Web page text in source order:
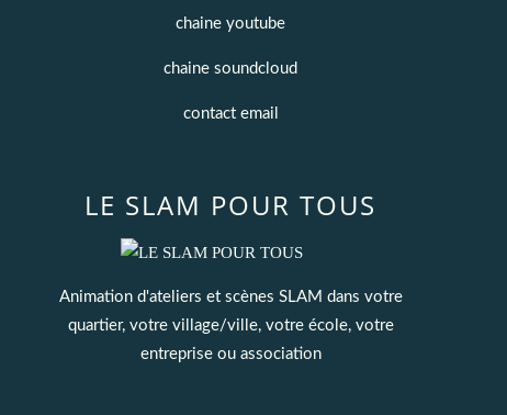
LE SLAM POUR TOUS
Animation d'ateliers et scènes SLAM dans votre
quartier, votre village/ville, votre école, votre
entreprise ou association
chaine youtube
chaine soundcloud
contact email